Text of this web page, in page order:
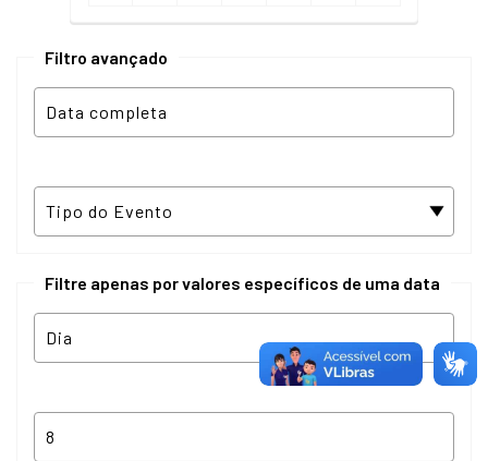
Filtro avançado
Filtre apenas por valores específicos de uma data